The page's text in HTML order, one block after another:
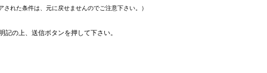
された条件は、元に戻せませんのでご注意下さい。）
の上、送信ボタンを押して下さい。